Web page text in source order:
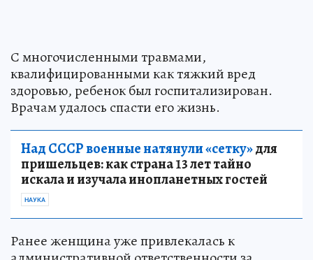
С многочисленными травмами,
квалифицированными как тяжкий вред
здоровью, ребенок был госпитализирован.
Врачам удалось спасти его жизнь.
Над СССР военные натянули «сетку»для
пришельцев: как страна 13 лет тайно
искала и изучала инопланетных гостей
НАУКА
Ранее женщина уже привлекалась к